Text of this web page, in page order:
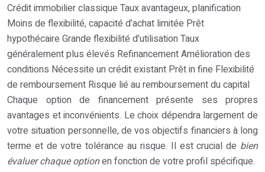
Crédit immobilier classique Taux avantageux, planification
Moins de flexibilité, capacité d’achat limitée Prêt
hypothécaire Grande flexibilité d’utilisation Taux
généralement plus élevés Refinancement Amélioration des
conditions Nécessite un crédit existant Prêt in fine Flexibilité
de remboursement Risque lié au remboursement du capital
Chaque option de financement présente ses propres
avantages et inconvénients. Le choix dépendra largement de
votre situation personnelle, de vos objectifs financiers à long
terme et de votre tolérance au risque. Il est crucial de bien
évaluer chaque optionen fonction de votre profil spécifique.